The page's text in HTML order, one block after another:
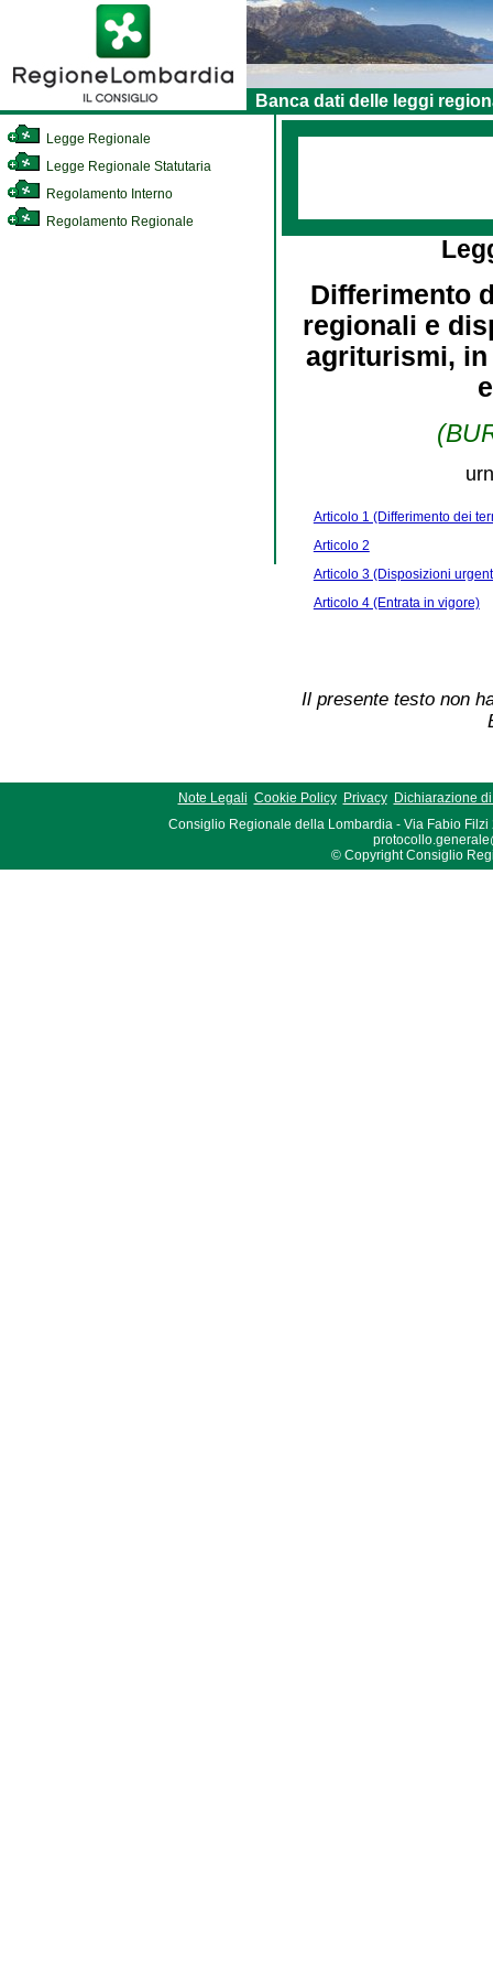
Banca dati delle leggi
Legge Regionale
Legge Regionale Statutaria
Regolamento Interno
Regolamento Regionale
Differimento
regionali e
agriturismi, in
Articolo 1 (Differimento dei
Articolo 2
Articolo 3 (Disposizioni
Articolo 4 (Entrata in vigore)
Il presente testo non
Note Legali Cookie Policy Privacy
Dichiarazione
Consiglio Regionale della Lombardia - Via Fabio Filzi
© Copyright Consiglio